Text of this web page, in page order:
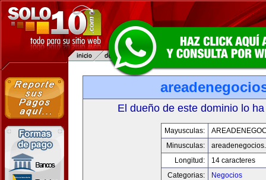
El dueño de este dominio lo
Mayusculas:
Minusculas:
Longitud:
14 caracteres
Categorias:
Negocios